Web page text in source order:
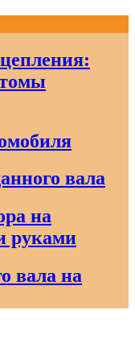
вала
на
руками
вала на